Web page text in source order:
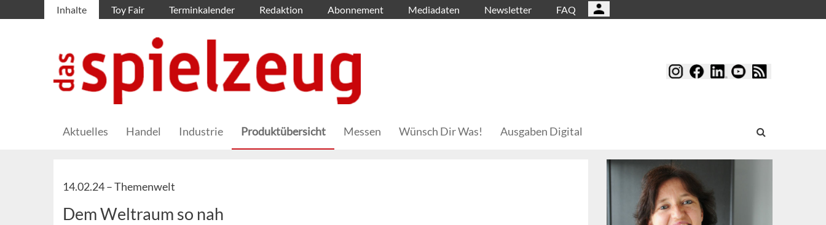
Inhalte Toy Fair Terminkalender Redaktion Abonnement Mediadaten Newsletter FAQ
Aktuelles Handel Industrie Produktübersicht Messen Wünsch Dir Was! Ausgaben Digital
14.02.24 –Themenwelt
Dem Weltraum so nah